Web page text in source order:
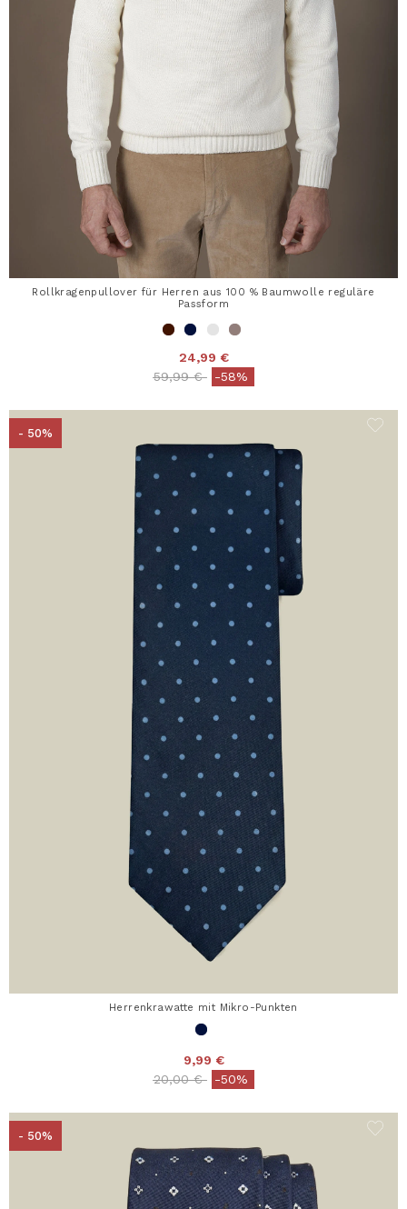
Rollkragenpullover für Herren aus 100 % Baumwolle reguläre
Passform
24,99 €
Price reduced from
59,99 €to-58%
- 50%
Herrenkrawatte mit Mikro-Punkten
9,99 €
Price reduced from
20,00 €to-50%
- 50%